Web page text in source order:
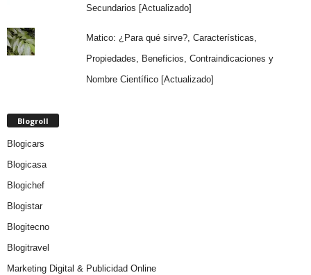
Secundarios [Actualizado]
Matico: ¿Para qué sirve?, Características,
Propiedades, Beneficios, Contraindicaciones y
Nombre Científico [Actualizado]
Blogroll
Blogicars
Blogicasa
Blogichef
Blogistar
Blogitecno
Blogitravel
Marketing Digital & Publicidad Online